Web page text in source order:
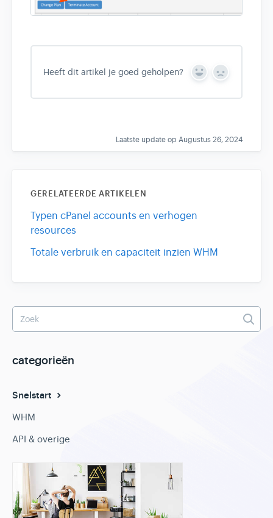
Heeft dit artikel je goed geholpen?
Y
s
N
Laatste update op Augustus 26, 2024
GERELATEERDE ARTIKELEN
Typen cPanel accounts en verhogen
resources
Totale verbruik en capaciteit inzien WHM
categorieën
Snelstart
WHM
API & overige